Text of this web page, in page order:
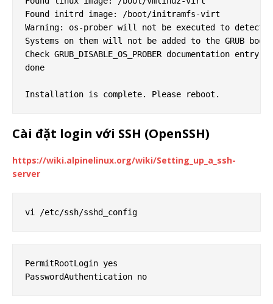
Found initrd image: /boot/initramfs-virt
Warning: os-prober will not be executed to
Systems on them will not be added to the GRUB
Check GRUB_DISABLE_OS_PROBER documentation entry.
done
Cài đặt login với SSH (OpenSSH)
https://wiki.alpinelinux.org/wiki/Setting_up_a_ssh-
server
PermitRootLogin yes